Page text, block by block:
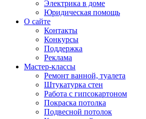
Электрика в доме
Юридическая помощь
О сайте
Контакты
Конкурсы
Поддержка
Реклама
Мастер-классы
Ремонт ванной, туалета
Штукатурка стен
Работа с гипсокартоном
Покраска потолка
Подвесной потолок